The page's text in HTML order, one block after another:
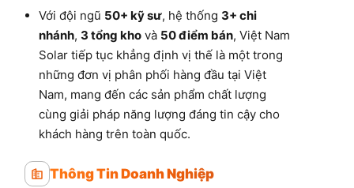
Với đội ngũ 50+ kỹ sư, hệ thống 3+ chi
nhánh, 3 tổng kho và 50 điểm bán, Việt Nam
Solar tiếp tục khẳng định vị thế là một trong
những đơn vị phân phối hàng đầu tại Việt
Nam, mang đến các sản phẩm chất lượng
cùng giải pháp năng lượng đáng tin cậy cho
khách hàng trên toàn quốc.
Thông Tin Doanh Nghiệp